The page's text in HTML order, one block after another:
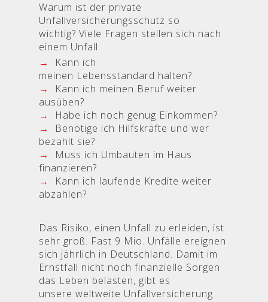
Warum ist der private
Unfallversicherungsschutz so
wichtig? Viele Fragen stellen sich nach
einem Unfall:
→
Kann ich
meinen Lebensstandard halten?
→
Kann ich meinen Beruf weiter
ausüben?
→
Habe ich noch genug Einkommen?
→
Benötige ich Hilfskräfte und wer
bezahlt sie?
→
Muss ich Umbauten im Haus
finanzieren?
→
Kann ich laufende Kredite weiter
abzahlen?
Das Risiko, einen Unfall zu erleiden, ist
sehr groß. Fast 9 Mio. Unfälle ereignen
sich jährlich in Deutschland. Damit im
Ernstfall nicht noch finanzielle Sorgen
das Leben belasten, gibt es
unsere weltweite Unfallversicherung.